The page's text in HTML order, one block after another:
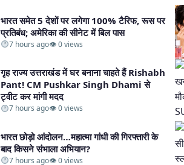
भारत समेत 5 देशों पर लगेगा 100% टैरिफ, रूस पर
प्रतिबंध; अमेरिका की सीनेट में बिल पास​
7 hours ago👁 0 views
गृह राज्य उत्तराखंड में घर बनाना चाहते हैं Rishabh
Pant! CM Pushkar Singh Dhami से
ट्वीट कर मांगी मदद​
7 hours ago👁 0 views
भारत छोड़ो आंदोलन…महात्मा गांधी की गिरफ्तारी के
बाद किसने संभाला अभियान?​
7 hours ago👁 0 views